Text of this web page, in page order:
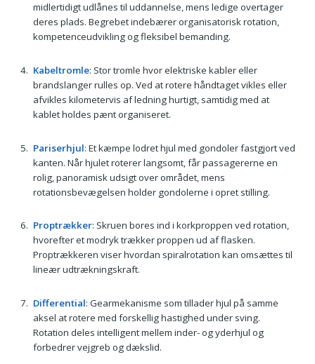
midlertidigt udlånes til uddannelse, mens ledige overtager
deres plads. Begrebet indebærer organisatorisk rotation,
kompetenceudvikling og fleksibel bemanding.
Kabeltromle: Stor tromle hvor elektriske kabler eller
brandslanger rulles op. Ved at rotere håndtaget vikles eller
afvikles kilometervis af ledning hurtigt, samtidig med at
kablet holdes pænt organiseret.
Pariserhjul: Et kæmpe lodret hjul med gondoler fastgjort ved
kanten. Når hjulet roterer langsomt, får passagererne en
rolig, panoramisk udsigt over området, mens
rotationsbevægelsen holder gondolerne i opret stilling.
Proptrækker: Skruen bores ind i korkproppen ved rotation,
hvorefter et modryk trækker proppen ud af flasken.
Proptrækkeren viser hvordan spiralrotation kan omsættes til
lineær udtrækningskraft.
Differential: Gearmekanisme som tillader hjul på samme
aksel at rotere med forskellig hastighed under sving.
Rotation deles intelligent mellem inder- og yderhjul og
forbedrer vejgreb og dækslid.